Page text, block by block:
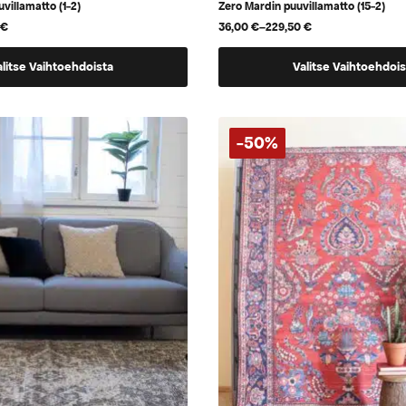
(1-2)
€
Vaihtoehdoista
Zero Mardin puuvillamatto (15-2)
36,00€–229,50€
Hintaluokka:
36,00 €
Valitse
tuotteella
useampi
muunnelma.
Voit
tehdä
valinnat
tuotteen
sivulla.
-50%